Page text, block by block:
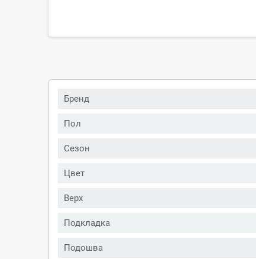
Бренд
Пол
Сезон
Цвет
Верх
Подкладка
Подошва